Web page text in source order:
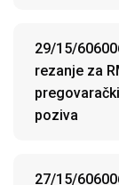
29/15/
rezanje za
poziva
27/15/